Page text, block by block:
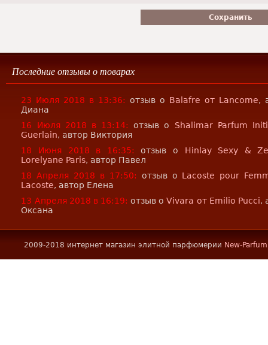
Последние отзывы о товарах
23 Июля 2018 в 13:36: отзыв о Balafre от Lancome,
Диана
16 Июля 2018 в 13:14:
отзыв о Shalimar Parfum
Guerlain, автор Виктория
18 Июня 2018 в 16:35:
отзыв о Hinlay Sexy &
Lorelyane Paris, автор Павел
18 Апреля 2018 в 17:50:
отзыв о Lacoste pour
Lacoste, автор Елена
13 Апреля 2018 в 16:19: отзыв оVivara от Emilio Pucci,
Оксана
2009-2018 интернет магазин элитной парфюмерии New-